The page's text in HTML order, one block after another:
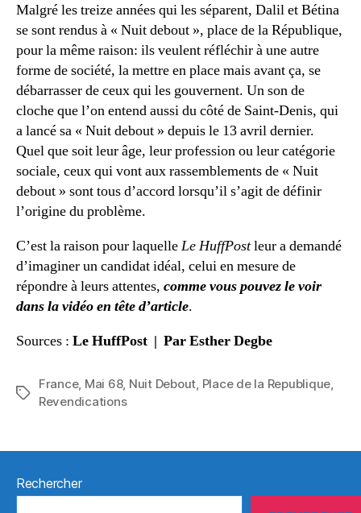
Malgré les treize années qui les séparent, Dalil et Bétina
se sont rendus à « Nuit debout », place de la République,
pour la même raison: ils veulent réfléchir à une autre
forme de société, la mettre en place mais avant ça, se
débarrasser de ceux qui les gouvernent. Un son de
cloche que l’on entend aussi du côté de Saint-Denis, qui
a lancé sa « Nuit debout » depuis le 13 avril dernier.
Quel que soit leur âge, leur profession ou leur catégorie
sociale, ceux qui vont aux rassemblements de « Nuit
debout » sont tous d’accord lorsqu’il s’agit de définir
l’origine du problème.
C’est la raison pour laquelleLe HuffPostleur a demandé
d’imaginer un candidat idéal, celui en mesure de
répondre à leurs attentes, comme vous pouvez le voir
dans la vidéo en tête d’article.
Sources : Le HuffPost | Par Esther Degbe
Étiquettes
France, Mai 68, Nuit Debout, Place de la Republique,
Revendications
Rechercher